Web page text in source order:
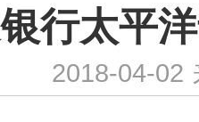
行太平
2018-04-02